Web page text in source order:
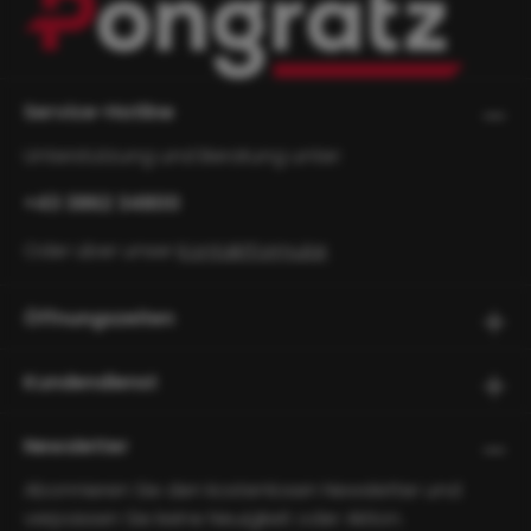
Service-Hotline
+43 3862 34800
Kontaktformular
Öffnungszeiten
Kundendienst
Newsletter